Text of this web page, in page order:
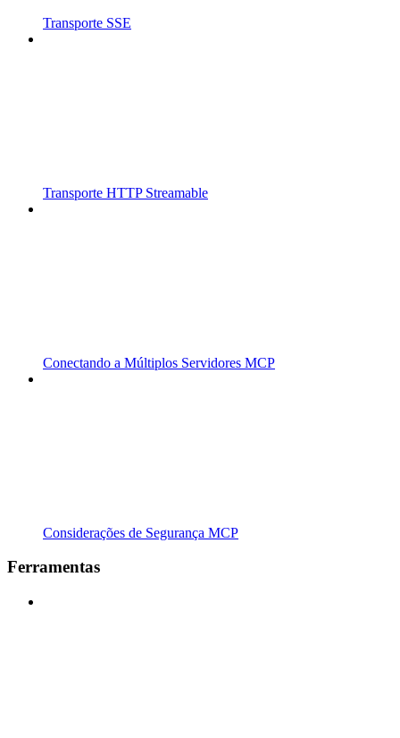
Transporte SSE
Transporte HTTP Streamable
Conectando a Múltiplos Servidores MCP
Considerações de Segurança MCP
Ferramentas